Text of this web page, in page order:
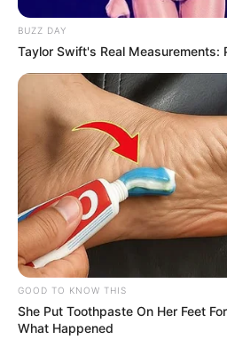
BUSCAR
DESTAQUES
FACEBOOK
BUZZ DAY
Taylor Swift's Real Measurements:
GOOD TO KNOW THIS
She Put Toothpaste On Her Feet
What Happened